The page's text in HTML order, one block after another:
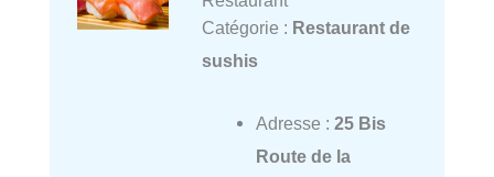
Catégorie : Restaurant de
sushis
Adresse : 25 Bis
Route de la